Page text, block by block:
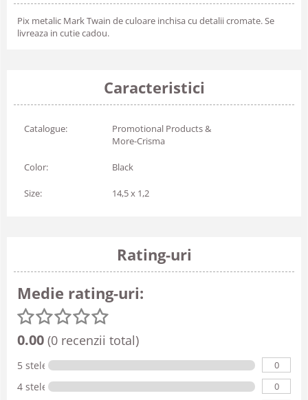
Pix metalic Mark Twain de culoare inchisa cu detalii cromate. Se
livreaza in cutie cadou.
Caracteristici
Catalogue:
Promotional Products &
More-Crisma
Color: Black
Size: 14,5 x 1,2
Rating-uri
Medie rating-uri:
0.00 (0 recenzii total)
5 stele 0
4 stele 0